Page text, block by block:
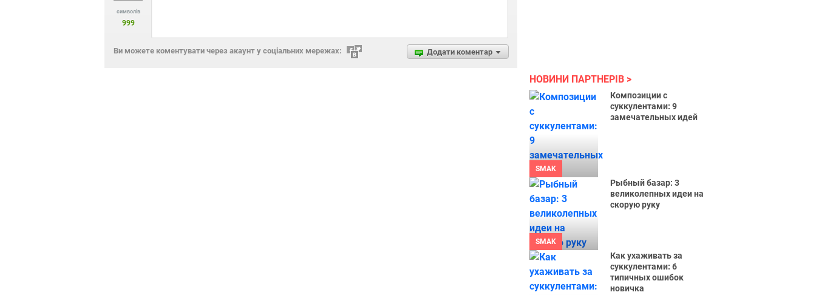
символів
999
Додати коментар
Ви можете коментувати через акаунт у соціальних мережах:
НОВИНИ ПАРТНЕРІВ
SMAK
Композиции с
суккулентами: 9
замечательных идей
SMAK
Рыбный базар: 3
великолепных идеи на
скорую руку
Как ухаживать за
суккулентами: 6
типичных ошибок
новичка